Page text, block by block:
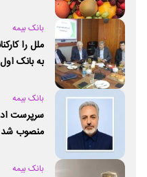
بانک بیمه
ملل را
به بانک
بانک بیمه
سرپرست
منصوب شد
بانک بیمه